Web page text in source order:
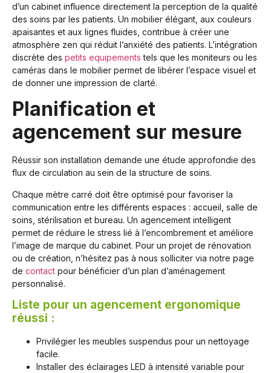
d’un cabinet influence directement la perception de la qualité
des soins par les patients. Un mobilier élégant, aux couleurs
apaisantes et aux lignes fluides, contribue à créer une
atmosphère zen qui réduit l’anxiété des patients. L’intégration
discrète des petits equipements tels que les moniteurs ou les
caméras dans le mobilier permet de libérer l’espace visuel et
de donner une impression de clarté.
Planification et
agencement sur mesure
Réussir son installation demande une étude approfondie des
flux de circulation au sein de la structure de soins.
Chaque mètre carré doit être optimisé pour favoriser la
communication entre les différents espaces : accueil, salle de
soins, stérilisation et bureau. Un agencement intelligent
permet de réduire le stress lié à l’encombrement et améliore
l’image de marque du cabinet. Pour un projet de rénovation
ou de création, n’hésitez pas à nous solliciter via notre page
de contact pour bénéficier d’un plan d’aménagement
personnalisé.
Liste pour un agencement ergonomique
réussi :
Privilégier les meubles suspendus pour un nettoyage
facile.
Installer des éclairages LED à intensité variable pour